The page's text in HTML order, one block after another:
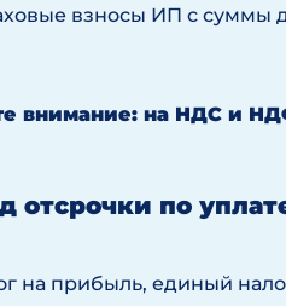
взносы ИП с суммы
внимание: на НДС и
отсрочки по
на прибыль, единый